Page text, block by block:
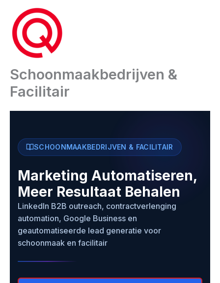
inhoud
Schoonmaakbedrijven &
Facilitair
SCHOONMAAKBEDRIJVEN & FACILITAIR
Marketing Automatiseren,
Meer Resultaat Behalen
LinkedIn B2B outreach, contractverlenging
automation, Google Business en
geautomatiseerde lead generatie voor
schoonmaak en facilitair